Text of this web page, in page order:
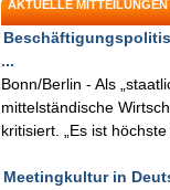
AKTUELLE
...
Bonn/Berlin - Als
mittelständische
kritisiert. „Es ist
Meetingkultur in